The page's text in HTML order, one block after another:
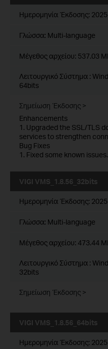
Ημερομηνία Έκδοσης:
Γλώσσα: Multi-language
Μέγεθος αρχείου: 537.03
Λειτουργικό Σύστημα :
64bits
Σημείωση Έκδοσης >
Enhancements
1. Upgraded the SSL/TLS
services to strengthen
Bug Fixes
1. Fixed some known issues.
VIGI VMS_1.8.56_32bits
Ημερομηνία Έκδοσης:
Γλώσσα: Multi-language
Μέγεθος αρχείου: 473.44
Λειτουργικό Σύστημα :
32bits
Σημείωση Έκδοσης >
VIGI VMS_1.8.56_64bits
Ημερομηνία Έκδοσης: